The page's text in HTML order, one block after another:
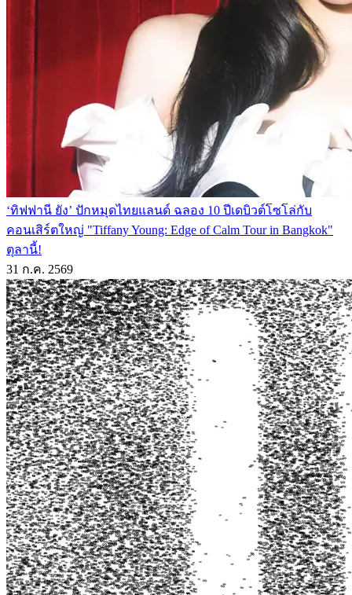
‘ทิฟฟานี ยัง’ ปักหมุดไทยแลนด์ ฉลอง 10 ปีเดบิวต์โซโล่กับ
คอนเสิร์ตใหญ่ "Tiffany Young: Edge of Calm Tour in Bangkok"
ตุลานี้!
31 ก.ค. 2569